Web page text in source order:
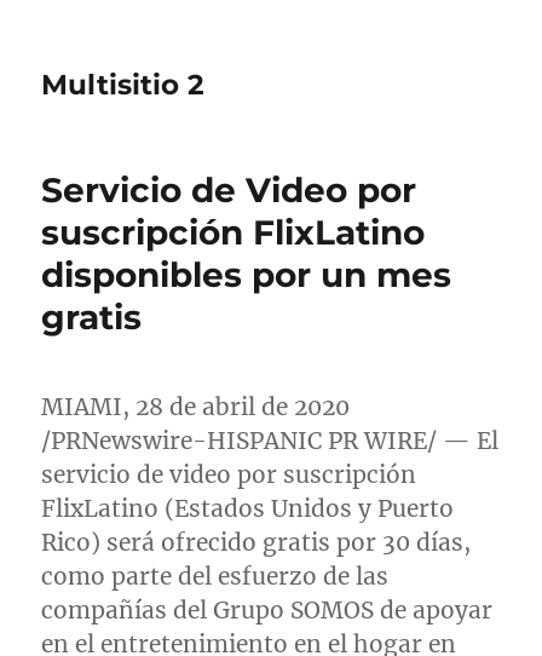
Multisitio 2
Servicio de Video por
suscripción FlixLatino
disponibles por un mes
gratis
MIAMI, 28 de abril de 2020
/PRNewswire-HISPANIC PR WIRE/ — El
servicio de video por suscripción
FlixLatino (Estados Unidos y Puerto
Rico) será ofrecido gratis por 30 días,
como parte del esfuerzo de las
compañías del Grupo SOMOS de apoyar
en el entretenimiento en el hogar en